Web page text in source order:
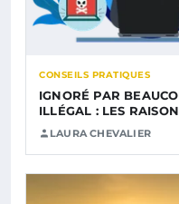
CONSEILS PRATIQUES
IGNORÉ PAR
ILLÉGAL : LES
LAURA CHEVALIER